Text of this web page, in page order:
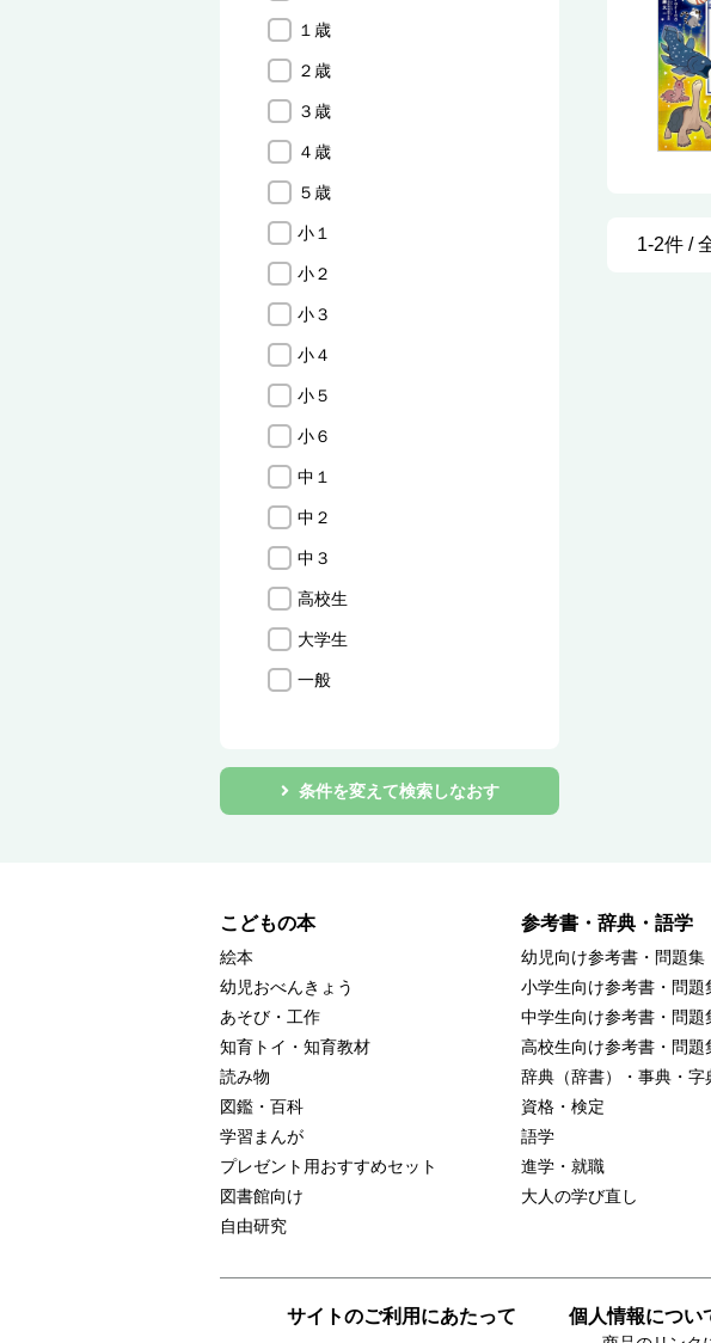
１歳
２歳
３歳
４歳
５歳
小１
小２
小３
小４
小５
小６
中１
中２
中３
高校生
大学生
一般
条件を変えて検索しなおす
1-2件 /
こどもの本
絵本
幼児おべんきょう
あそび・工作
知育トイ・知育教材
読み物
図鑑・百科
学習まんが
プレゼント用おすすめセット
図書館向け
自由研究
参考書・辞典・語学
幼児向け参考書・問題集
小学生向け参考書・問題
中学生向け参考書・問題
高校生向け参考書・問題
辞典（辞書）・事典・字
資格・検定
語学
進学・就職
大人の学び直し
サイトのご利用にあたって 個人情報につい